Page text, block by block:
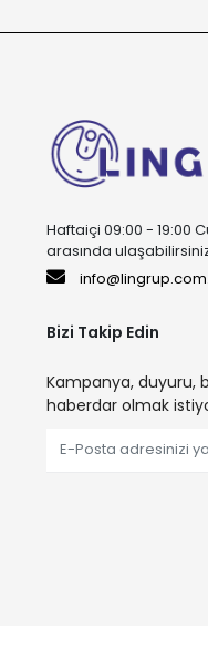
Haftaiçi 09:00 - 19:00
arasında
Bizi Takip Edin
Kampanya, duyuru,
haberdar olmak